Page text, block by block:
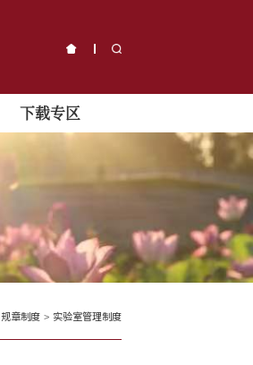
下载专区
规章制度 > 实验室管理制度